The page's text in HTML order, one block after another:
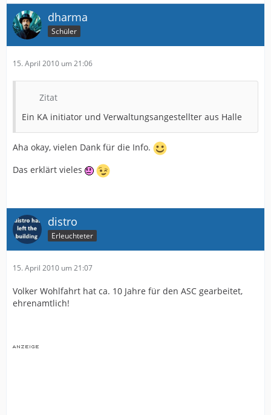
dharma
Schüler
15. April 2010 um 21:06
Zitat
Ein KA initiator und Verwaltungsangestellter aus Halle
Aha okay, vielen Dank für die Info.
Das erklärt vieles
distro
Erleuchteter
15. April 2010 um 21:07
Volker Wohlfahrt hat ca. 10 Jahre für den ASC gearbeitet,
ehrenamtlich!